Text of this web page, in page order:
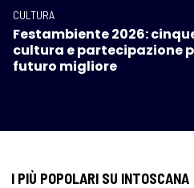
CULTURA
Festambiente 2026:
cultura e partecipazione
futuro migliore
I PIÙ POPOLARI SU INTOSCANA